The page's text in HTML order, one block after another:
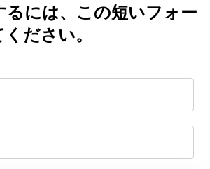
るには、この短いフォー
ださい。